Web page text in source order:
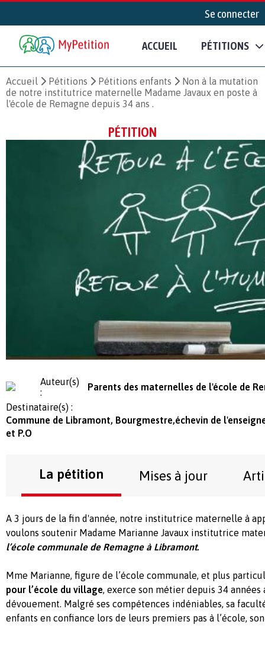
Se connecter
ACCUEIL PÉTITIONS
Accueil Pétitions Pétitions enfants
Non à la mutation
de notre institutrice maternelle Madame Javaux en poste à
l'école de Remagne depuis 34 ans .
PÉTITION
Auteur(s)
:
Parents des maternelles de l'école de
Destinataire(s) :
Commune de Libramont, Bourgmestre,échevin de
et P.O
La pétition Mises à jour
A 3 jours de la fin d'année, notre institutrice maternelle à
voulons soutenir Madame Marianne Javaux institutrice
l’école communale de Remagne à Libramont.
Mme Marianne, figure de l’école communale, et plus
pour l’école du village, exerce son métier depuis 34 années
dévouement. Malgré ses compétences indéniables, sa
enfants en confiance lors de leurs premiers pas à l’école,